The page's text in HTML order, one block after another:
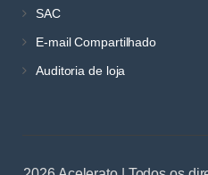
SAC
E-mail Compartilhado
Auditoria de loja